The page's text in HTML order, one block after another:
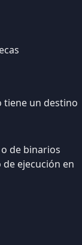
tiene un destino
de binarios
ejecución en